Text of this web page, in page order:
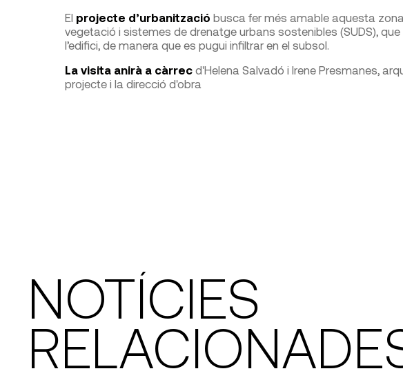
El projecte d’urbanització busca fer més amable aquesta
vegetació i sistemes de drenatge urbans sostenibles (SUDS), que
l’edifici, de manera que es pugui infiltrar en el subsol.
La visita anirà a càrrecd'Helena Salvadó i Irene Presmanes,
projecte i la direcció d'obra
NOTÍCIES